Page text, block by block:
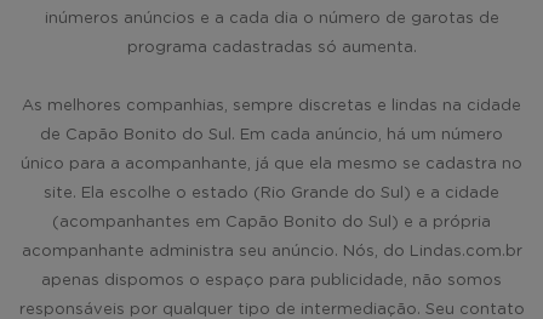
inúmeros anúncios e a cada dia o número de garotas de
programa cadastradas só aumenta.
As melhores companhias, sempre discretas e lindas na cidade
de Capão Bonito do Sul. Em cada anúncio, há um número
único para a acompanhante, já que ela mesmo se cadastra no
site. Ela escolhe o estado (Rio Grande do Sul) e a cidade
(acompanhantes em Capão Bonito do Sul) e a própria
acompanhante administra seu anúncio. Nós, do Lindas.com.br
apenas dispomos o espaço para publicidade, não somos
responsáveis por qualquer tipo de intermediação. Seu contato